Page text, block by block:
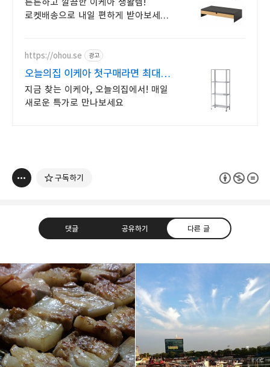
로켓배송으로 내일 편하게 받아보세요.
https://ohou.se 광고
오늘의집 이케아 첫구매라면 최대
2만원 할인
지금 찾는 이케아, 오늘의집에서! 매일
새로운 특가로 만나보세요
구독하기
댓글 공유하기 다른 글
thebravepost.com
bravesjb@gmail.com, South Korea, Since 2004
구독하기
구독하기 카카오톡 라인 트위터